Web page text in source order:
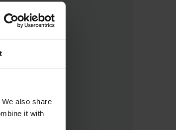
also share
it with